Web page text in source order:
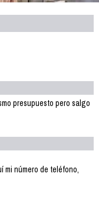
presupuesto pero salgo
mi número de teléfono,